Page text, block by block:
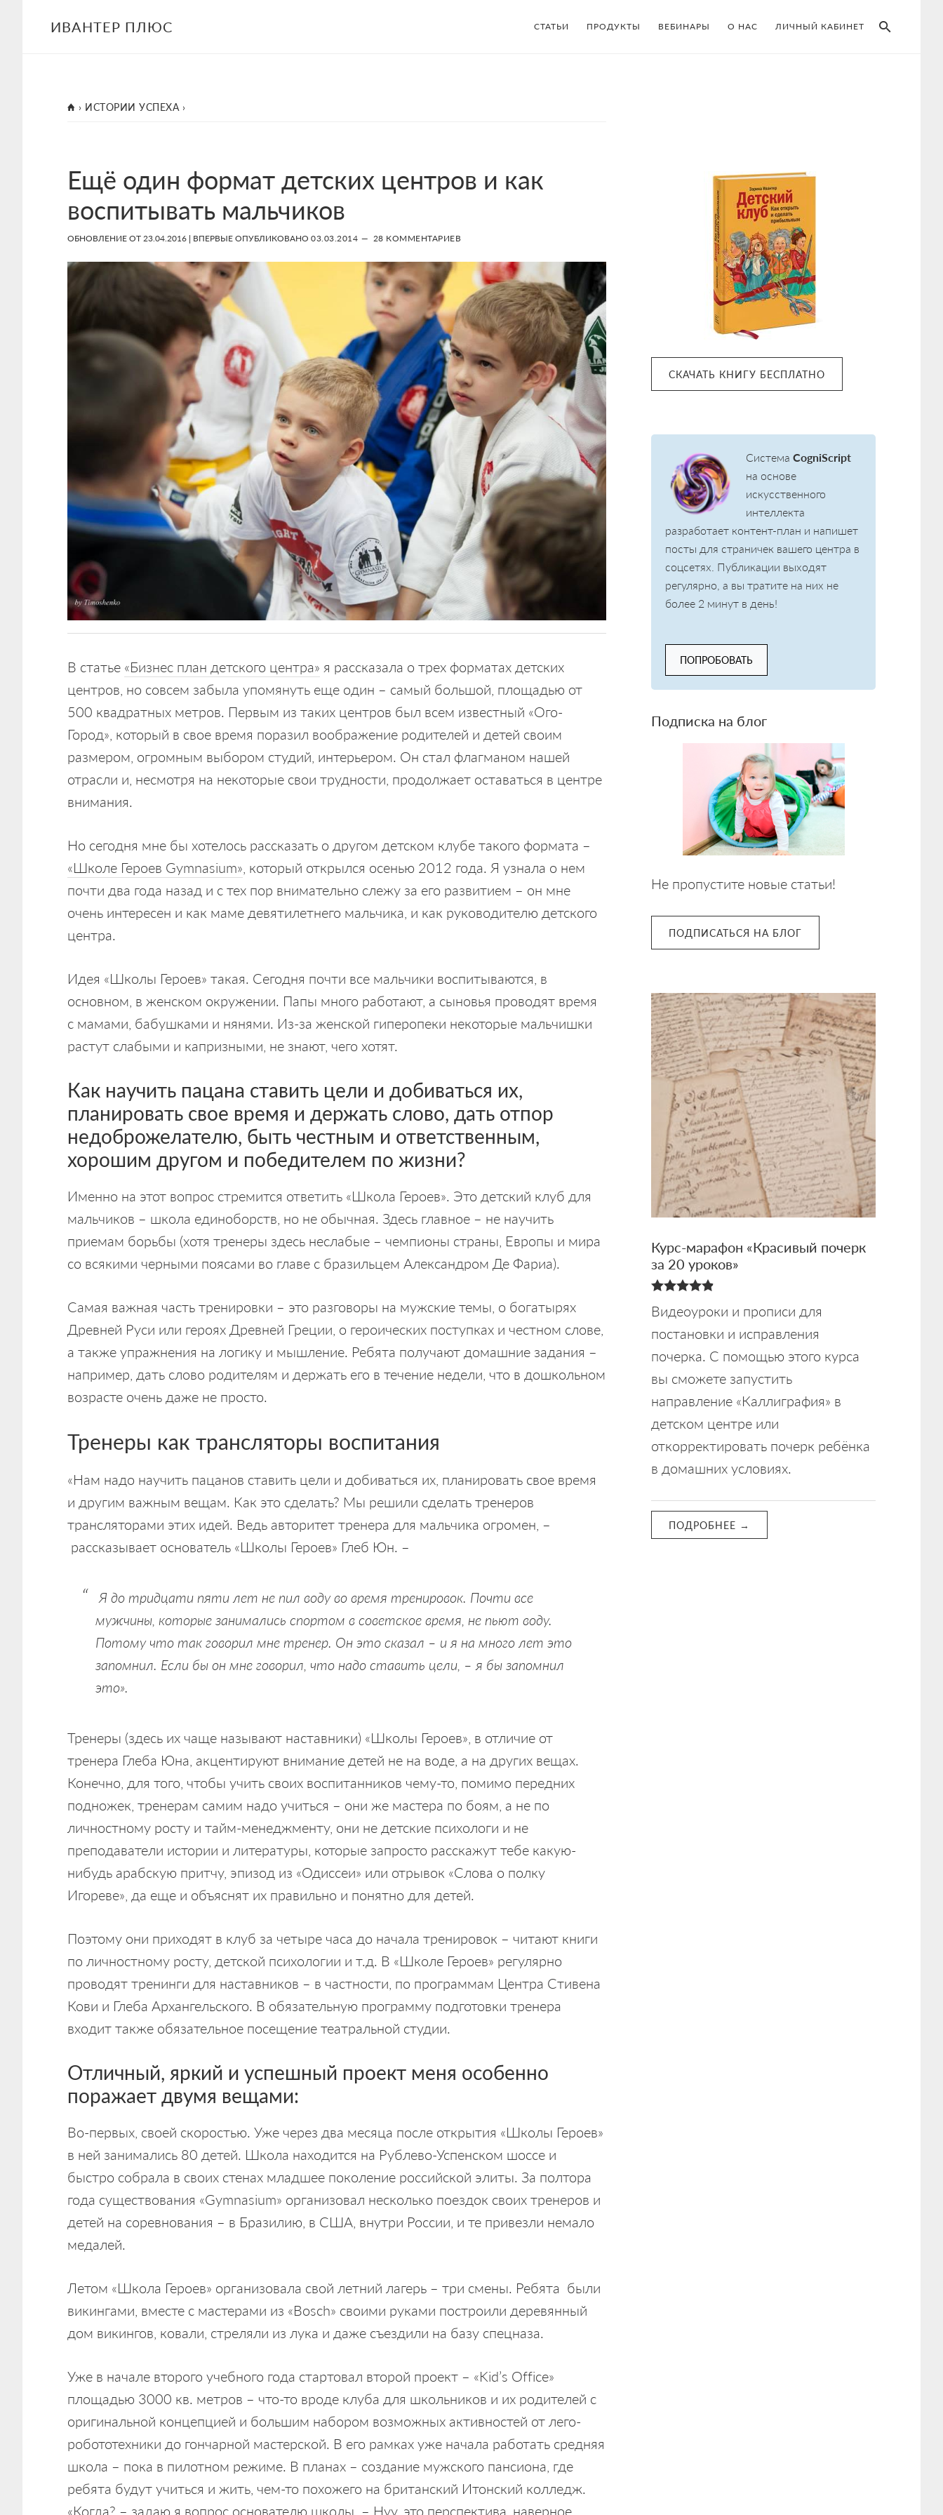
ИВАНТЕР ПЛЮС СТАТЬИ ПРОДУКТЫ ВЕБИНАРЫ О НАС ЛИЧНЫЙ КАБИНЕТ
ГЛАВНАЯ
› ИСТОРИИ УСПЕХА›
Ещё один формат детских центров и как
воспитывать мальчиков
ОБНОВЛЕНИЕ ОТ23.04.2016 | ВПЕРВЫЕ ОПУБЛИКОВАНО 03.03.2014 28 КОММЕНТАРИЕВ
В статье «Бизнес план детского центра» я рассказала о трех форматах детских
центров, но совсем забыла упомянуть еще один – самый большой, площадью от
500 квадратных метров. Первым из таких центров был всем известный «Ого-
Город», который в свое время поразил воображение родителей и детей своим
размером, огромным выбором студий, интерьером. Он стал флагманом нашей
отрасли и, несмотря на некоторые свои трудности, продолжает оставаться в центре
внимания.
Но сегодня мне бы хотелось рассказать о другом детском клубе такого формата –
«Школе Героев Gymnasium», который открылся осенью 2012 года. Я узнала о нем
почти два года назад и с тех пор внимательно слежу за его развитием – он мне
очень интересен и как маме девятилетнего мальчика, и как руководителю детского
центра.
Идея «Школы Героев» такая. Сегодня почти все мальчики воспитываются, в
основном, в женском окружении. Папы много работают, а сыновья проводят время
с мамами, бабушками и нянями. Из-за женской гиперопеки некоторые мальчишки
растут слабыми и капризными, не знают, чего хотят.
Как научить пацана ставить цели и добиваться их,
планировать свое время и держать слово, дать отпор
недоброжелателю, быть честным и ответственным,
хорошим другом и победителем по жизни?
Именно на этот вопрос стремится ответить «Школа Героев». Это детский клуб для
мальчиков – школа единоборств, но не обычная. Здесь главное – не научить
приемам борьбы (хотя тренеры здесь неслабые – чемпионы страны, Европы и мира
со всякими черными поясами во главе с бразильцем Александром Де Фариа).
Самая важная часть тренировки – это разговоры на мужские темы, о богатырях
Древней Руси или героях Древней Греции, о героических поступках и честном слове,
а также упражнения на логику и мышление. Ребята получают домашние задания –
например, дать слово родителям и держать его в течение недели, что в дошкольном
возрасте очень даже не просто.
Тренеры как трансляторы воспитания
«Нам надо научить пацанов ставить цели и добиваться их, планировать свое время
и другим важным вещам. Как это сделать? Мы решили сделать тренеров
трансляторами этих идей. Ведь авторитет тренера для мальчика огромен, –
рассказывает основатель «Школы Героев» Глеб Юн. –
Я до тридцати пяти лет не пил воду во время тренировок. Почти все
мужчины, которые занимались спортом в советское время, не пьют воду.
Потому что так говорил мне тренер. Он это сказал – и я на много лет это
запомнил. Если бы он мне говорил, что надо ставить цели, – я бы запомнил
это».
Тренеры (здесь их чаще называют наставники) «Школы Героев», в отличие от
тренера Глеба Юна, акцентируют внимание детей не на воде, а на других вещах.
Конечно, для того, чтобы учить своих воспитанников чему-то, помимо передних
подножек, тренерам самим надо учиться – они же мастера по боям, а не по
личностному росту и тайм-менеджменту, они не детские психологи и не
преподаватели истории и литературы, которые запросто расскажут тебе какую-
нибудь арабскую притчу, эпизод из «Одиссеи» или отрывок «Слова о полку
Игореве», да еще и объяснят их правильно и понятно для детей.
Поэтому они приходят в клуб за четыре часа до начала тренировок – читают книги
по личностному росту, детской психологии и т.д. В «Школе Героев» регулярно
проводят тренинги для наставников – в частности, по программам Центра Стивена
Кови и Глеба Архангельского. В обязательную программу подготовки тренера
входит также обязательное посещение театральной студии.
Отличный, яркий и успешный проект меня особенно
поражает двумя вещами:
Во-первых, своей скоростью. Уже через два месяца после открытия «Школы Героев»
в ней занимались 80 детей. Школа находится на Рублево-Успенском шоссе и
быстро собрала в своих стенах младшее поколение российской элиты. За полтора
года существования «Gymnasium» организовал несколько поездок своих тренеров и
детей на соревнования – в Бразилию, в США, внутри России, и те привезли немало
медалей.
Летом «Школа Героев» организовала свой летний лагерь – три смены. Ребята были
викингами, вместе с мастерами из «Bosch» своими руками построили деревянный
дом викингов, ковали, стреляли из лука и даже съездили на базу спецназа.
Уже в начале второго учебного года стартовал второй проект – «Kid’s Office»
площадью 3000 кв. метров – что-то вроде клуба для школьников и их родителей с
оригинальной концепцией и большим набором возможных активностей от лего-
робототехники до гончарной мастерской. В его рамках уже начала работать средняя
школа – пока в пилотном режиме. В планах – создание мужского пансиона, где
ребята будут учиться и жить, чем-то похожего на британский Итонский колледж.
«Когда? – задаю я вопрос основателю школы. – Нуу, это перспектива, наверное,
Primary
Sidebar
СКАЧАТЬ КНИГУ БЕСПЛАТНО
Система CogniScript
на основе
искусственного
интеллекта
разработает контент-план и напишет
посты для страничек вашего центра в
соцсетях. Публикации выходят
регулярно, а вы тратите на них не
более 2 минут в день!
ПОПРОБОВАТЬ
Подписка на блог
Не пропустите новые статьи!
ПОДПИСАТЬСЯ НА БЛОГ
Курс-марафон «Красивый почерк
за 20 уроков»
из 5
Видеоуроки и прописи для
постановки и исправления
почерка. С помощью этого курса
вы сможете запустить
направление «Каллиграфия» в
детском центре или
откорректировать почерк ребёнка
в домашних условиях.
ПОДРОБНЕЕ →